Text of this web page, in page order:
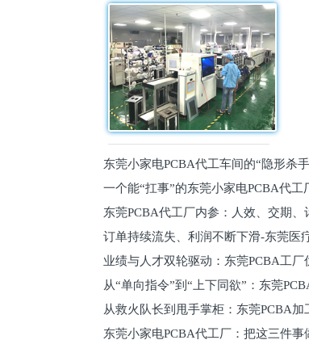
东莞小家电PCBA代工车间的“隐形杀
员工一个能“扛事”的东莞小家电PCBA代
东莞PCBA代工厂内参：人效、交期
维锁客法则
订单持续流失、利润不断下滑-东莞医
理死穴必须堵住
业绩与人才双轮驱动：东莞PCBA工
从“单向指令”到“上下同欲”：东莞
关键从救火队长到甩手掌柜：东莞PCBA
东莞小家电PCBA代工厂：把这三件